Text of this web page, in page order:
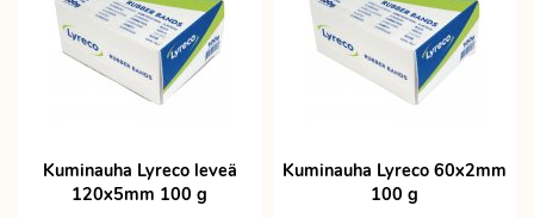
Kuminauha Lyreco leveä
120x5mm 100 g
Kuminauha Lyreco 60x2mm
100 g